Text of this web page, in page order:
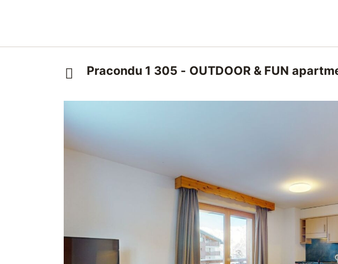
Pracondu 1 305 - OUTDOOR & FUN